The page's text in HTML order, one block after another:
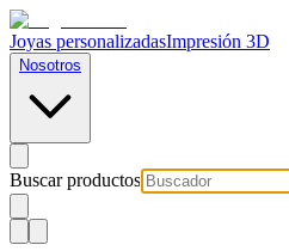
Joyas personalizadasImpresión 3D
Nosotros
Buscar productos